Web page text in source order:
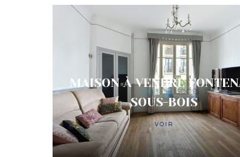
MAISON À VENDRE
SOUS-BOIS
VOIR